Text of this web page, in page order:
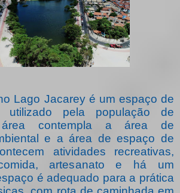
Lago Jacarey é um espaço de
utilizado pela população de
contempla a área de
e a área de espaço de
atividades recreativas,
artesanato e há um
é adequado para a prática